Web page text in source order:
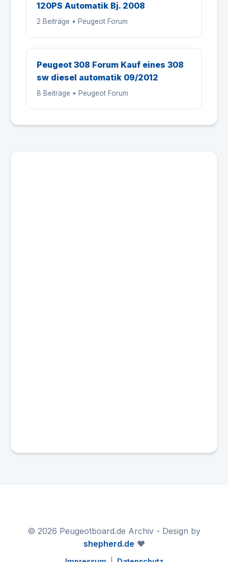
120PS Automatik Bj. 2008
2 Beiträge • Peugeot Forum
Peugeot 308 Forum Kauf eines 308
sw diesel automatik 09/2012
8 Beiträge • Peugeot Forum
© 2026 Peugeotboard.de Archiv - Design by
shepherd.de ❤️